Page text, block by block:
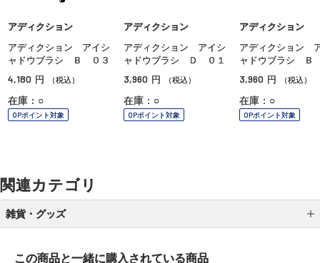
アディクション
アディクション アイシ
ャドウブラシ Ｂ ０３
4,180 円 （税込）
在庫：○
OPポイント対象
アディクション
アディクション アイシ
ャドウブラシ Ｄ ０１
3,960 円 （税込）
在庫：○
OPポイント対象
アディクション
アディクション
ャドウブラシ Ｂ
3,960 円 （税込）
在庫：○
OPポイント対象
関連カテゴリ
雑貨・グッズ
この商品と一緒に購入されている商品